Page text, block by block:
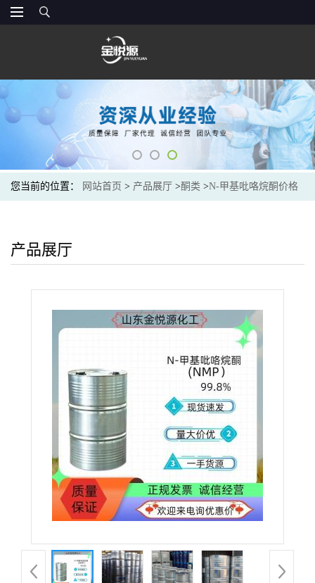
您当前的位置： 网站首页 > 产品展厅 >酮类 >N-甲基吡咯烷酮价格
产品展厅